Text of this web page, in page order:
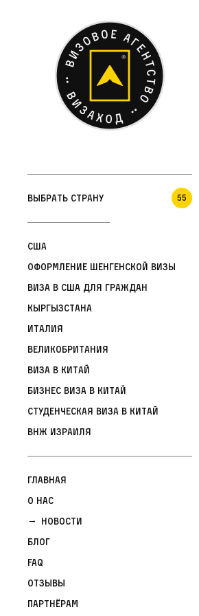
Выбрать страну 55
США
Оформление шенгенской визы
Виза в США для граждан
Кыргызстана
Италия
Великобритания
Виза в Китай
Бизнес виза в Китай
Студенческая виза в Китай
ВНЖ Израиля
Главная
О нас
Новости
Блог
FAQ
Отзывы
Партнёрам